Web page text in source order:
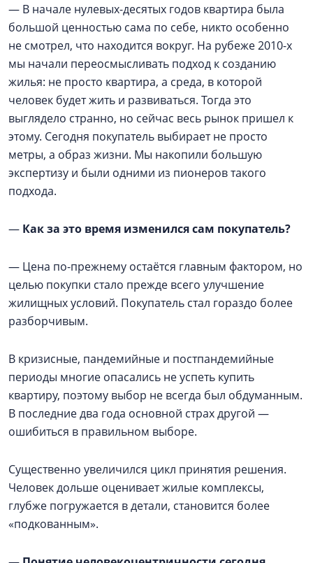
— В начале нулевых-десятых годов квартира была
большой ценностью сама по себе, никто особенно
не смотрел, что находится вокруг. На рубеже 2010-х
мы начали переосмысливать подход к созданию
жилья: не просто квартира, а среда, в которой
человек будет жить и развиваться. Тогда это
выглядело странно, но сейчас весь рынок пришел к
этому. Сегодня покупатель выбирает не просто
метры, а образ жизни. Мы накопили большую
экспертизу и были одними из пионеров такого
подхода.
— Как за это время изменился сам покупатель?
— Цена по-прежнему остаётся главным фактором, но
целью покупки стало прежде всего улучшение
жилищных условий. Покупатель стал гораздо более
разборчивым.
В кризисные, пандемийные и постпандемийные
периоды многие опасались не успеть купить
квартиру, поэтому выбор не всегда был обдуманным.
В последние два года основной страх другой —
ошибиться в правильном выборе.
Существенно увеличился цикл принятия решения.
Человек дольше оценивает жилые комплексы,
глубже погружается в детали, становится более
«подкованным».